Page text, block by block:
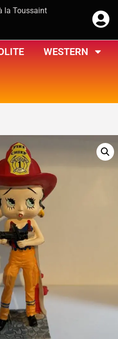
la Toussaint
WESTERN